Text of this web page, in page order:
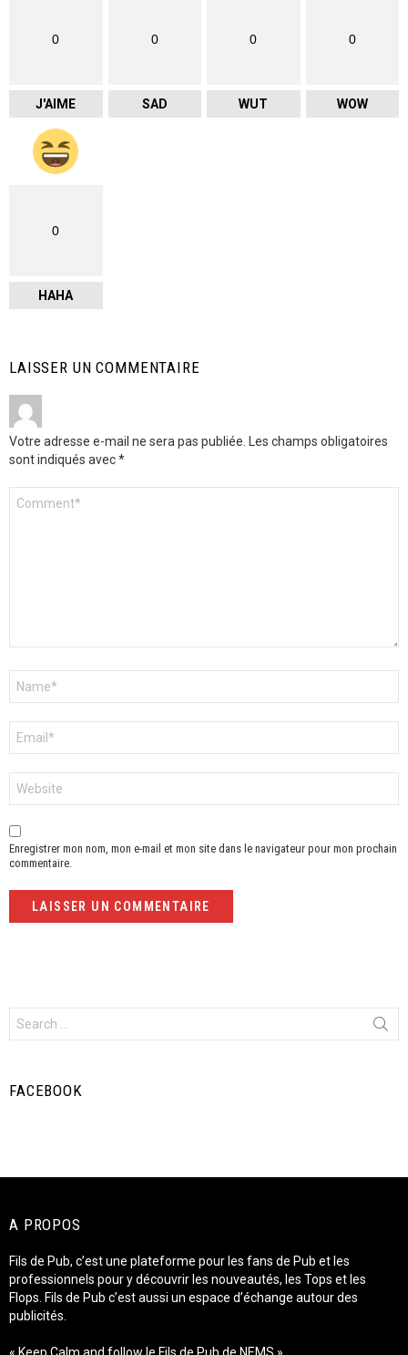
0
J'AIME
0
SAD
0
WUT
0
WOW
0
HAHA
LAISSER UN COMMENTAIRE
Votre adresse e-mail ne sera pas publiée. Les champs obligatoires
sont indiqués avec*
mail
*
web
Enregistrer mon nom, mon e-mail et mon site dans le navigateur pour mon prochain
commentaire.
for:
FACEBOOK
A PROPOS
Fils de Pub, c’est une plateforme pour les fans de Pub et les
professionnels pour y découvrir les nouveautés, les Tops et les
Flops. Fils de Pub c’est aussi un espace d’échange autour des
publicités.
« Keep Calm and follow le Fils de Pub de NEMS »